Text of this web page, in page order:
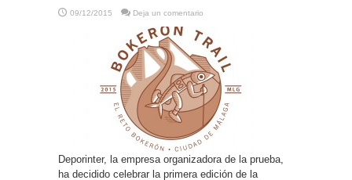
09/12/2015 Deja un comentario
Deporinter, la empresa organizadora de la prueba,
ha decidido celebrar la primera edición de la